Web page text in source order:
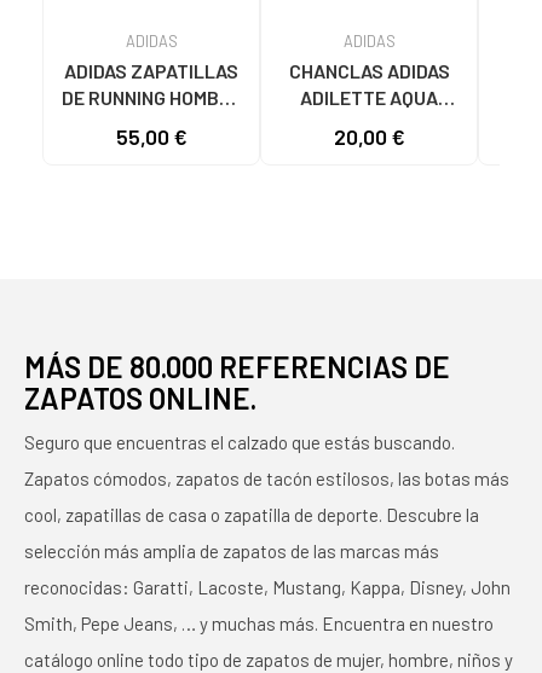
ADIDAS
ADIDAS ZAPATILLAS
DE RUNNING HOMBRE
GRIS VARIOS
55,00 €
ADIDAS
CHANCLAS ADIDAS
ADILETTE AQUA
AZUL AZUL
20,00 €
MÁS DE 80.000 REFERENCIAS DE
ZAPATOS ONLINE.
Seguro que encuentras el calzado que estás buscando.
Zapatos cómodos, zapatos de tacón estilosos, las botas más
cool, zapatillas de casa o zapatilla de deporte. Descubre la
selección más amplia de zapatos de las marcas más
reconocidas: Garatti, Lacoste, Mustang, Kappa, Disney, John
Smith, Pepe Jeans, … y muchas más. Encuentra en nuestro
catálogo online todo tipo de zapatos de mujer, hombre, niños y